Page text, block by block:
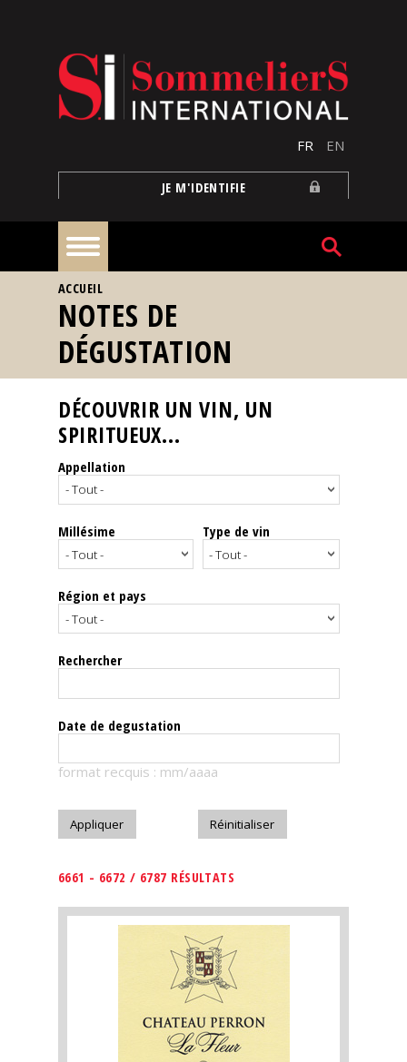
FR EN
JE M'IDENTIFIE
À
la
une
Reportages
Nos
Spiritueux
Notes
dégustation
Le
magazine
Télécharger
VOUS ÊTES ICI
ACCUEIL
NOTES DE
DÉGUSTATION
DÉCOUVRIR UN VIN, UN
SPIRITUEUX...
Appellation
Millésime Type de vin
Région et pays
Rechercher
Date de degustation
format recquis : mm/aaaa
6661 - 6672 / 6787 RÉSULTATS